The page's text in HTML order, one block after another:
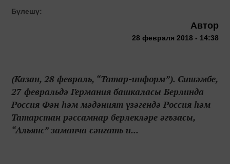
Бүлешү:
Автор
28 февраля 2018 - 14:38
(Казан, 28 февраль, “Татар-информ”). Сишәмбе,
27 февральдә Германия башкаласы Берлинда
Россия Фән һәм мәдәният үзәгендә Россия һәм
Татарстан рәссамнар берлекләре әгъзасы,
“Альянс” заманча сәнгать и...